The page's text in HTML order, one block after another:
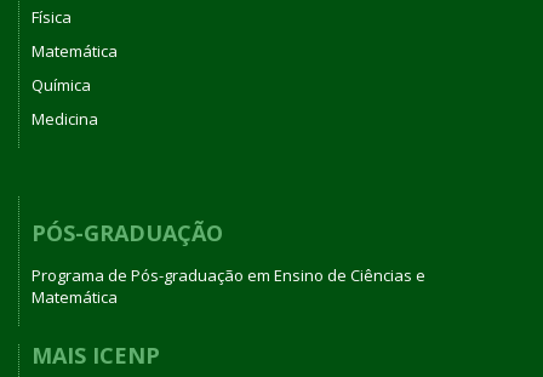
Física
Matemática
Química
Medicina
PÓS-GRADUAÇÃO
Programa de Pós-graduação em Ensino de Ciências e
Matemática
MAIS ICENP